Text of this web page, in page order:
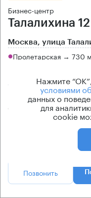
Бизнес-центр
Талалихина
Москва, улица
Пролетарская → 730 м
Площадь особняка
640 кв.м
Позвонить
Нажмите
условиями
данных о
для
cookie